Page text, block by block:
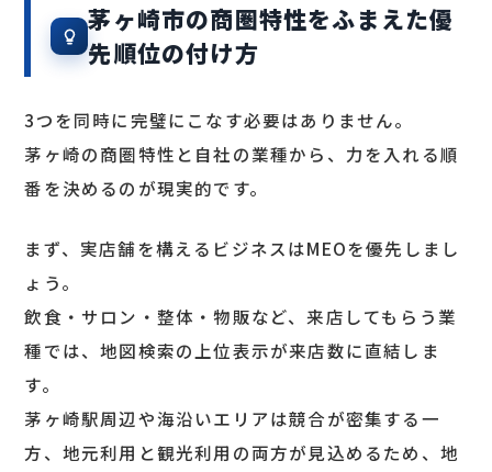
茅ヶ崎市の商圏特性をふまえた優
先順位の付け方
3つを同時に完璧にこなす必要はありません。
茅ヶ崎の商圏特性と自社の業種から、力を入れる順
番を決めるのが現実的です。
まず、実店舗を構えるビジネスはMEOを優先しまし
ょう。
飲食・サロン・整体・物販など、来店してもらう業
種では、地図検索の上位表示が来店数に直結しま
す。
茅ヶ崎駅周辺や海沿いエリアは競合が密集する一
方、地元利用と観光利用の両方が見込めるため、地